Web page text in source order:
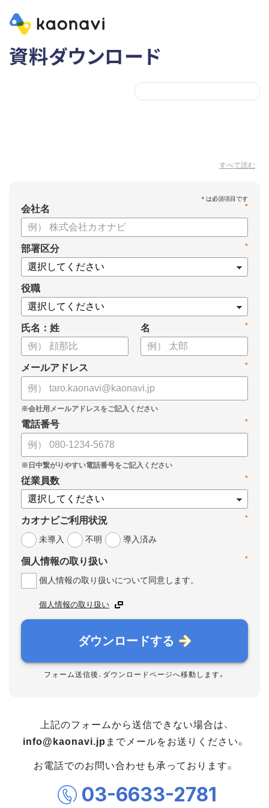
資料ダウンロード
すべて読む
*
会社名
*
部署区分
役職
氏名：姓 *
名
*
メールアドレス
*
電話番号
*
従業員数
*
カオナビご利用状況
未導入
不明 導入済み
*
個人情報の取り扱い
個人情報の取り扱いについて同意します。
個人情報の取り扱い
ダウンロードする
フォーム送信後、ダウンロードページへ移動します。
上記のフォームから送信できない場合は、
info@kaonavi.jp までメールをお送りください。
お電話でのお問い合わせも承っております。
03-6633-2781